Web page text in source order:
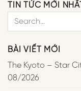
TIN TỨC MỚI
BÀI VIẾT MỚI
The Kyoto – Star
08/2026